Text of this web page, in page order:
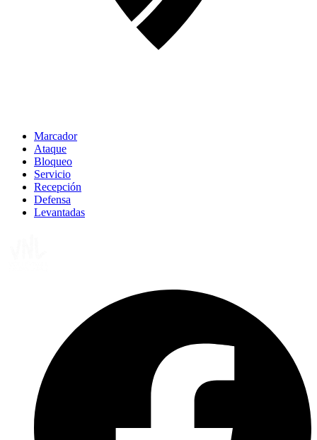
Marcador
Ataque
Bloqueo
Servicio
Recepción
Defensa
Levantadas